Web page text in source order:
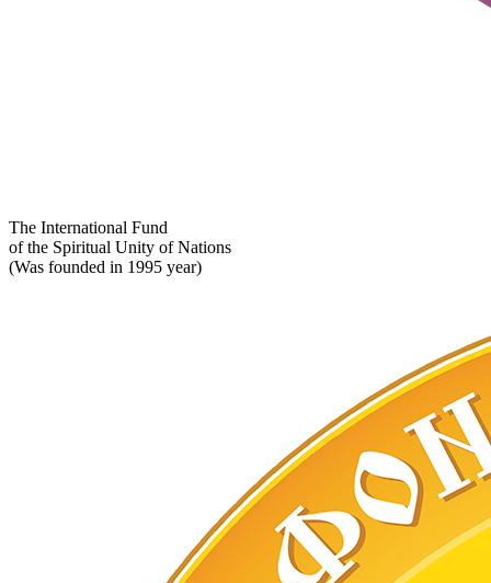
The International Fund
of the Spiritual Unity of Nations
(Was founded in 1995 year)